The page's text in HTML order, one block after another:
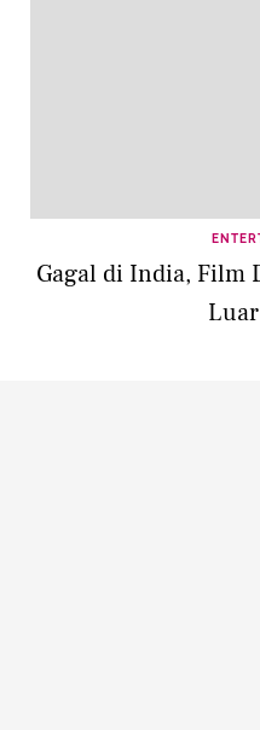
Gagal di India, Film